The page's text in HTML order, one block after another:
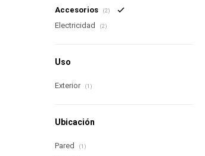
Accesorios (2)
Electricidad (2)
Uso
Exterior (1)
Ubicación
Pared (1)